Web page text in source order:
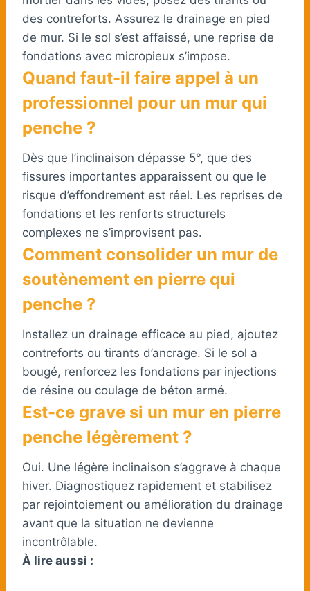
des contreforts. Assurez le drainage en pied
de mur. Si le sol s’est affaissé, une reprise de
fondations avec micropieux s’impose.
Quand faut-il faire appel à un
professionnel pour un mur qui
penche ?
Dès que l’inclinaison dépasse 5°, que des
fissures importantes apparaissent ou que le
risque d’effondrement est réel. Les reprises de
fondations et les renforts structurels
complexes ne s’improvisent pas.
Comment consolider un mur de
soutènement en pierre qui
penche ?
Installez un drainage efficace au pied, ajoutez
contreforts ou tirants d’ancrage. Si le sol a
bougé, renforcez les fondations par injections
de résine ou coulage de béton armé.
Est-ce grave si un mur en pierre
penche légèrement ?
Oui. Une légère inclinaison s’aggrave à chaque
hiver. Diagnostiquez rapidement et stabilisez
par rejointoiement ou amélioration du drainage
avant que la situation ne devienne
incontrôlable.
À lire aussi :